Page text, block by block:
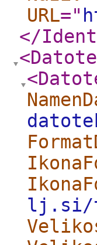
URL="
</
lj.si/